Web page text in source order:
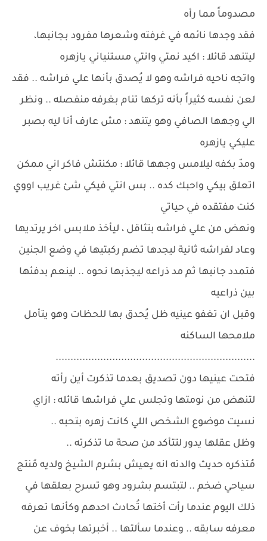
مصدوماً مما رأه
فقد وجدها نائمه في غرفته وشعرها مفرود بجانبها،
ليتنهد قائلا : اكيد نمتي وانتي مستنياني يازهره
واتجه ناحيه فراشه وهو لا يُصدق بأنها علي فراشه .. فقد
لعن نفسه كثيراً بأنه تركها تنام بغرفه منفصله .. ونظر
الي وجهها الصافي وهو يتنهد : مش عارف أنا ليه بصبر
عليكي يازهره
ومدّ بكفه ليلامس وجهها قائلا : مكنتش فاكر اني ممكن
اتعلق بيكي واحبك كده .. بس انتي فيكي شئ غريب اووي
كنت مفتقده في حياتي
ونهض من علي فراشه بتثاقل ، ليأخذ ملابس اخر يرتديها
وعاد لفراشه ثانية ليجدها تضم ركبتيها في وضع الجنين
فتمدد جانبها ثم مد ذراعه ليجذبها نحوه .. لينعم بدفئها
بين ذراعيه
وقبل ان تغفو عينيه ظل يُحدق بها للحظات وهو يتأمل
ملامحها الساكنه
...................................................................
فتحت عينيها دون تصديق بعدما تذكرت أين رأته
لتنهض من نومتها وتجلس علي فراشها قائله : ازاي
نسيت موضوع الشخص اللي كانت زهره بتحبه ..
وظل عقلها يدور لتتأكد من صحة ما تذكرته ..
مُتذكره حديث والدته انه يعيش بشرم الشيخ ولديه مُنتج
سياحي ضخم .. لتبتسم بشرود وهو تسرح بعلقها في
ذلك اليوم عندما رأت أختها تُحادث احدهم وكأنها تعرفه
معرفه سابقه .. وعندما سألتها .. أخبرتها بخوف عن